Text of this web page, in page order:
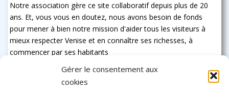
Gérer le consentement aux
cookies
Notre association gère ce site collaboratif depuis plus de 20
ans. Et, vous vous en doutez, nous avons besoin de fonds
pour mener à bien notre mission d'aider tous les visiteurs à
mieux respecter Venise et en connaître ses richesses, à
commencer par ses habitants